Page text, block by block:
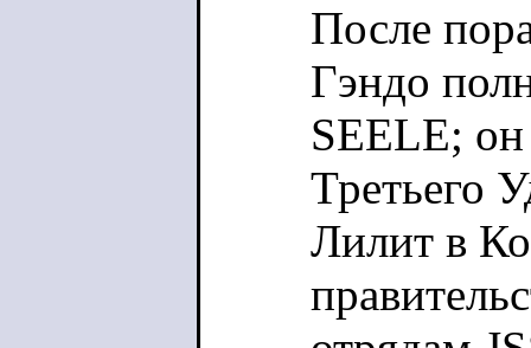
После
Гэндо
SEELE; он
Третьего
Лилит в